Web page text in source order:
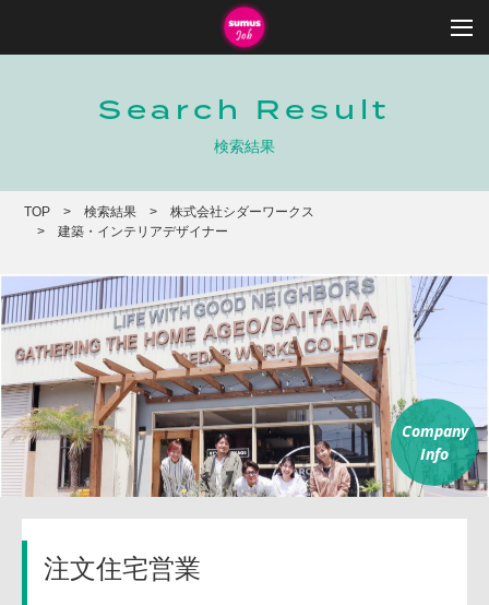
Search Result
検索結果
TOP 検索結果
株式会社シダーワークス
建築・インテリアデザイナー
Company
Info
注文住宅営業